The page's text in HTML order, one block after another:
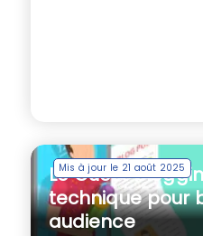
Mis à jour le 21 août 2025
Le Guest
technique pour
audience